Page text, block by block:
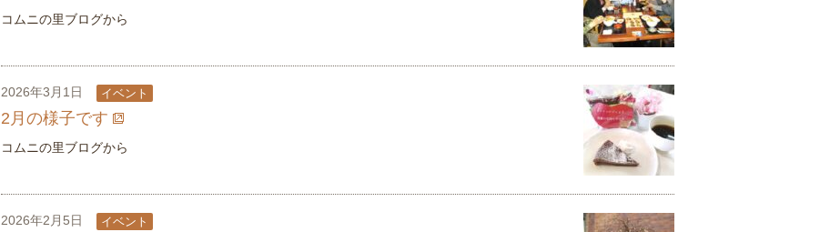
コムニの里ブログから
2026年3月1日 イベント
2月の様子です
コムニの里ブログから
2026年2月5日 イベント